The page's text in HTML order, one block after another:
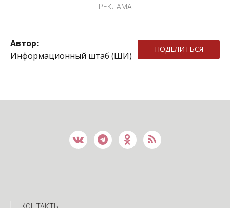
РЕКЛАМА
Автор:
Информационный штаб (ШИ)
ПОДЕЛИТЬСЯ